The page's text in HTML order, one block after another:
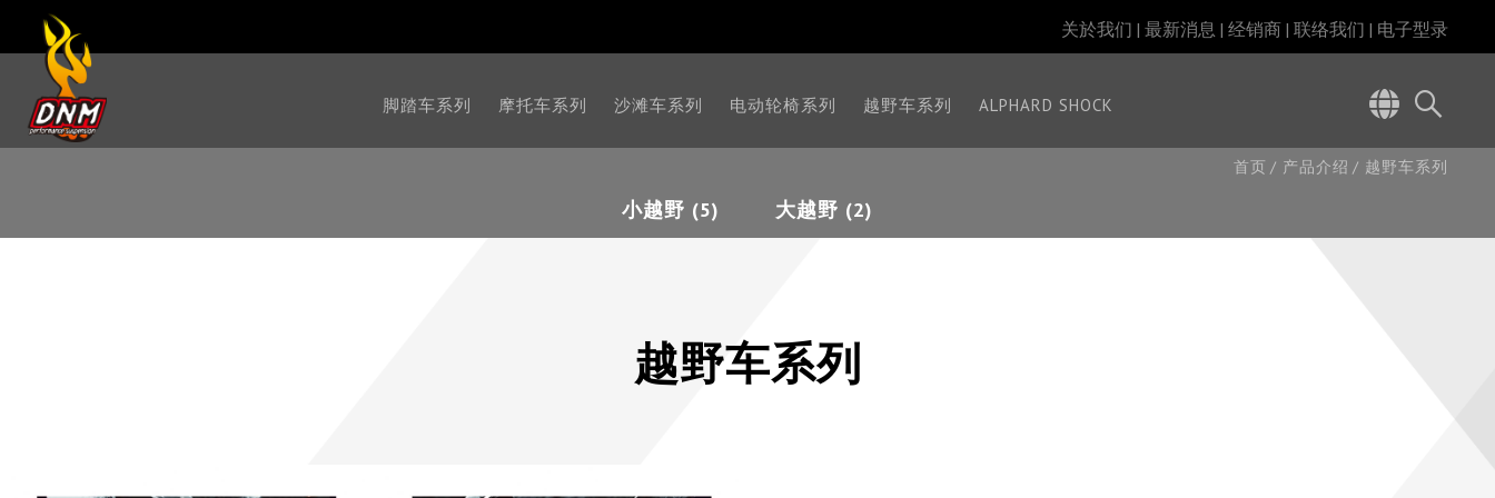
关於我们 最新消息 经销商 联络我们 电子型录
脚踏车系列 摩托车系列 沙滩车系列 电动轮椅系列 越野车系列 ALPHARD SHOCK
首页 产品介绍 越野车系列
小越野 (5) 大越野 (2)
越野车系列